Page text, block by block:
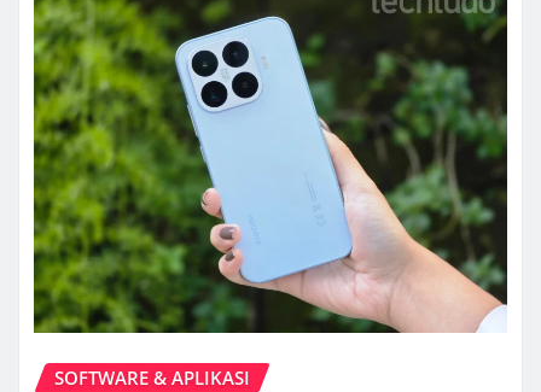
SOFTWARE & APLIKASI